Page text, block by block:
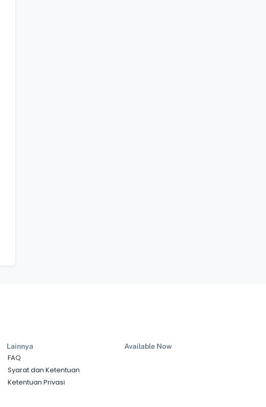
Lainnya
FAQ
Syarat dan Ketentuan
Ketentuan Privasi
Available Now